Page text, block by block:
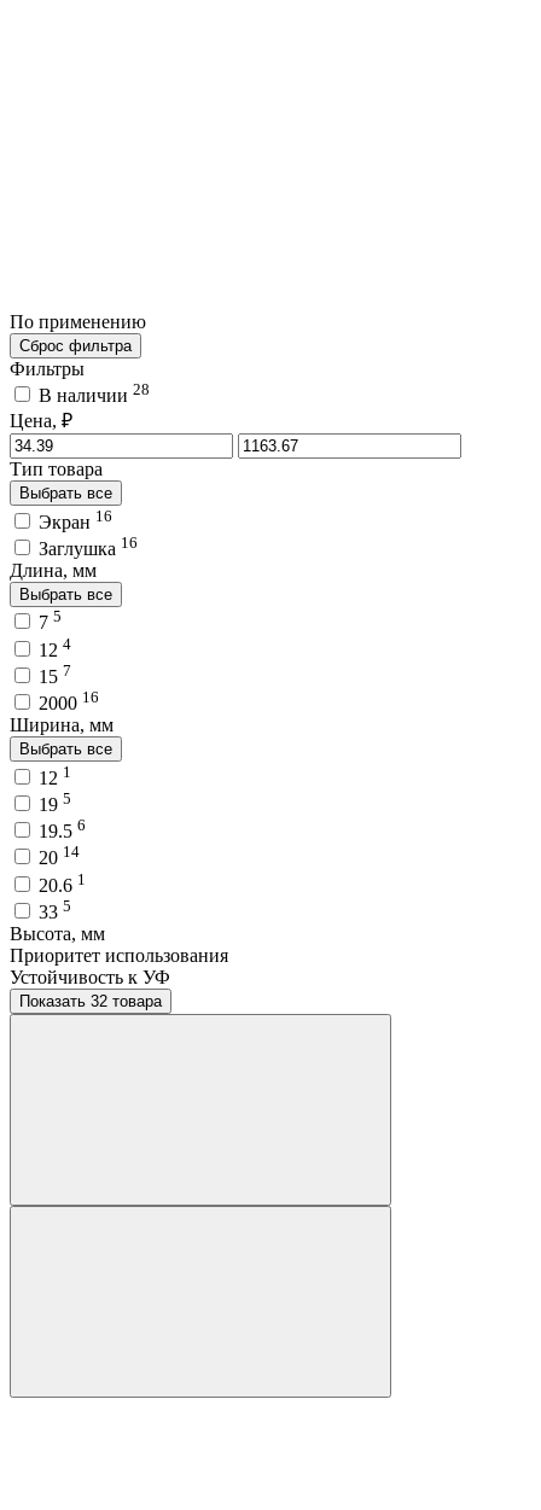
По применению
Сброс фильтра
Фильтры
В наличии 28
Цена, ₽
Тип товара
Выбрать все
Экран 16
Заглушка 16
Длина, мм
Выбрать все
7 5
12 4
15 7
2000 16
Ширина, мм
Выбрать все
12 1
19 5
19.5 6
20 14
20.6 1
33 5
Высота, мм
Приоритет использования
Устойчивость к УФ
Показать 32 товара